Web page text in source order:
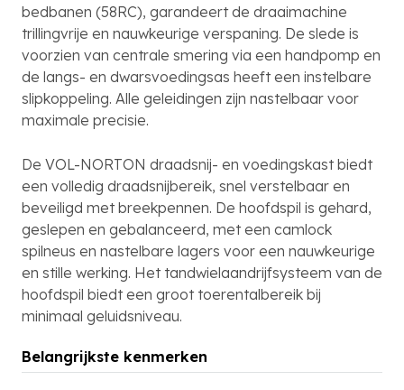
bedbanen (58RC), garandeert de draaimachine
trillingvrije en nauwkeurige verspaning. De slede is
voorzien van centrale smering via een handpomp en
de langs- en dwarsvoedingsas heeft een instelbare
slipkoppeling. Alle geleidingen zijn nastelbaar voor
maximale precisie.
De VOL-NORTON draadsnij- en voedingskast biedt
een volledig draadsnijbereik, snel verstelbaar en
beveiligd met breekpennen. De hoofdspil is gehard,
geslepen en gebalanceerd, met een camlock
spilneus en nastelbare lagers voor een nauwkeurige
en stille werking. Het tandwielaandrijfsysteem van de
hoofdspil biedt een groot toerentalbereik bij
minimaal geluidsniveau.
Belangrijkste kenmerken